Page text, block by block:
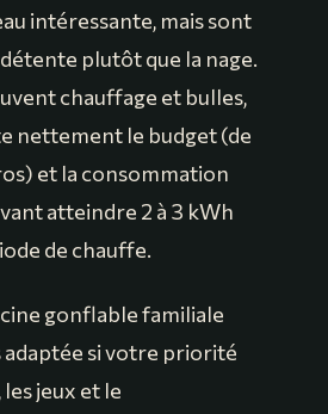
intéressante, mais sont
plutôt que la nage.
chauffage et bulles,
nettement le budget (de
et la consommation
atteindre 2 à 3 kWh
de chauffe.
gonflable familiale
adaptée si votre priorité
jeux et le